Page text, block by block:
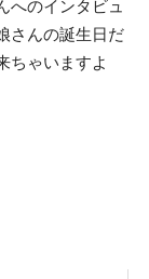
へのインタビュ
さんの誕生日だ
ちゃいますよ